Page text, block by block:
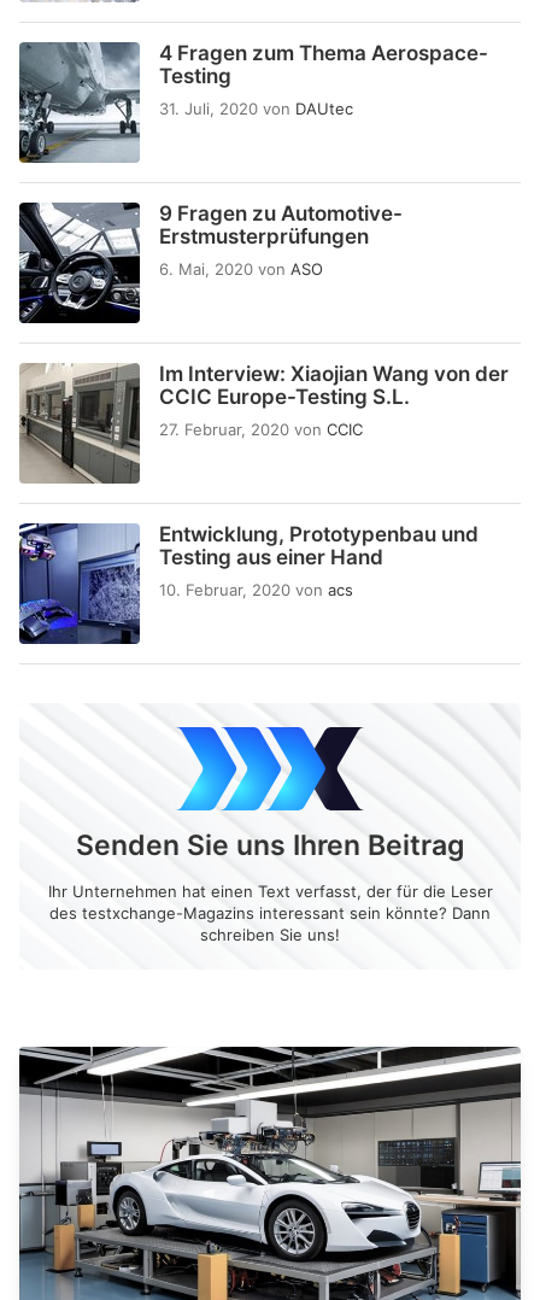
4 Fragen zum Thema Aerospace-
Testing
31. Juli, 2020 von DAUtec
9 Fragen zu Automotive-
Erstmusterprüfungen
6. Mai, 2020 von ASO
Im Interview: Xiaojian Wang von der
CCIC Europe-Testing S.L.
27. Februar, 2020 von CCIC
Entwicklung, Prototypenbau und
Testing aus einer Hand
10. Februar, 2020 von acs
Senden Sie uns Ihren Beitrag
Ihr Unternehmen hat einen Text verfasst, der für die Leser
des testxchange-Magazins interessant sein könnte? Dann
schreiben Sie uns!